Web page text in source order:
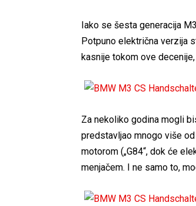
Iako se šesta generacija
Potpuno električna verzija
kasnije tokom ove
Za nekoliko godina mogli
predstavljao mnogo više
motorom („G84“, dok će
menjačem. I ne samo to,